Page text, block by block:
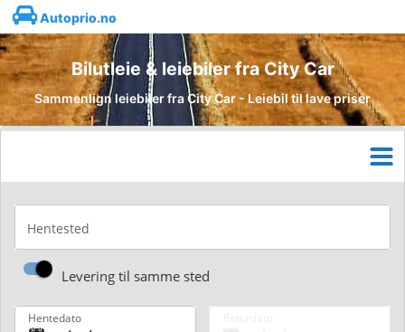
Autoprio.no
Bilutleie & leiebiler fra City Car
Sammenlign leiebiler fra City Car - Leiebil til lave priser
Hentested
Levering til samme sted
Hentedato